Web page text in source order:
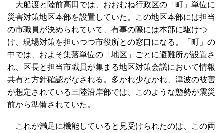
大船渡と陸前高田では、おおむね行政区の「町」単位に
災害対策地区本部を設置していた。この地区本部には担当
の市職員が決められていて、有事の際には本部に駆けつ
け、現場対策を担いつつ市役所との窓口になる。「町」の
中では、およそ集落単位の「地区」ごとに避難所が設置さ
れ、区長と担当市職員が集まる地区対策会議において情報
共有と方針確認がなされる。多かれ少なかれ、津波の被害
が想定されている三陸沿岸部では、このような態勢が震災
前から準備されていた。
これが満足に機能していると見受けられたのは、この両